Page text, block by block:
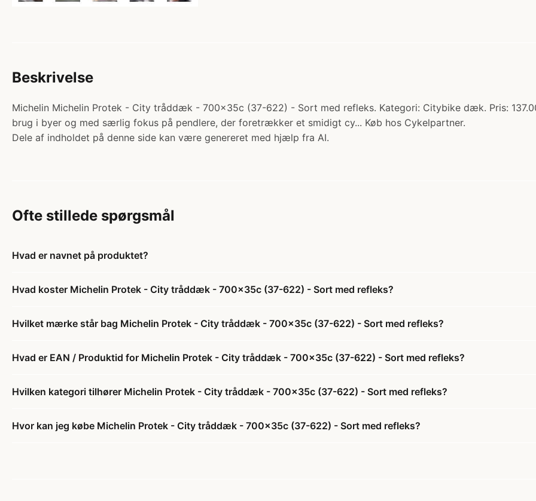
Beskrivelse
Michelin Michelin Protek - City tråddæk - 700x35c (37-622) - Sort med refleks. Kategori: Citybike dæk. Pris:
brug i byer og med særlig fokus på pendlere, der foretrækker et smidigt cy... Køb hos Cykelpartner.
Dele af indholdet på denne side kan være genereret med hjælp fra AI.
Ofte stillede spørgsmål
Hvad er navnet på produktet?
Hvad koster Michelin Protek - City tråddæk - 700x35c (37-622) - Sort med refleks?
Hvilket mærke står bag Michelin Protek - City tråddæk - 700x35c (37-622) - Sort med refleks?
Hvad er EAN / Produktid for Michelin Protek - City tråddæk - 700x35c (37-622) - Sort med refleks?
Hvilken kategori tilhører Michelin Protek - City tråddæk - 700x35c (37-622) - Sort med refleks?
Hvor kan jeg købe Michelin Protek - City tråddæk - 700x35c (37-622) - Sort med refleks?